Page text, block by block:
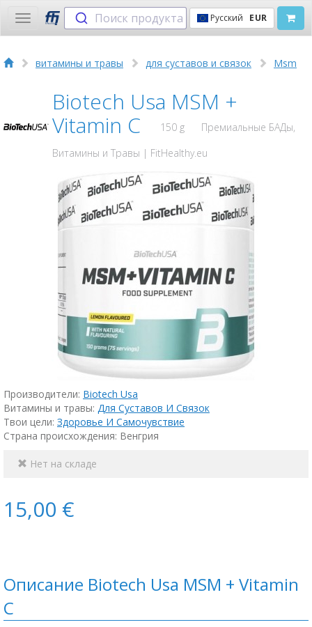
Toggle
navigation
Поиск продукта Русский EUR
витамины и травы для суставов и связок Msm
Biotech Usa MSM +
Vitamin C
150 g
Премиальные БАДы,
Витамины и Травы | FitHealthy.eu
Производители: Biotech Usa
Витамины и травы: Для Суставов И Связок
Твои цели: Здоровье И Самочувствие
Страна происхождения: Венгрия
Нет на складе
15,00 €
Описание Biotech Usa MSM + Vitamin
C